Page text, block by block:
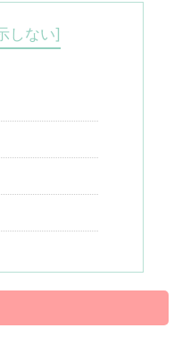
しない]